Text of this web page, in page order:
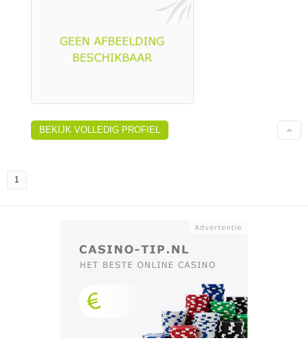
BEKIJK VOLLEDIG PROFIEL
1